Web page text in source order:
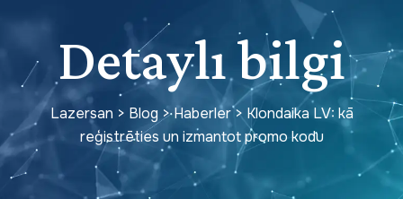
Detaylı bilgi
Lazersan > Blog>Haberler> Klondaika LV: kā
reģistrēties un izmantot promo kodu